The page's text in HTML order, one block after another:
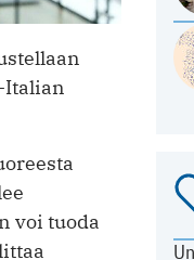
Italian
voi tuoda